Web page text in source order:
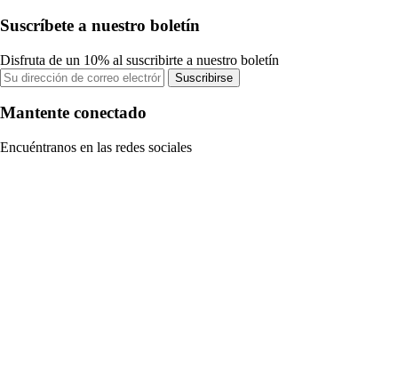
Suscríbete a nuestro boletín
Disfruta de un 10% al suscribirte a nuestro boletín
Suscribirse
Mantente conectado
Encuéntranos en las redes sociales